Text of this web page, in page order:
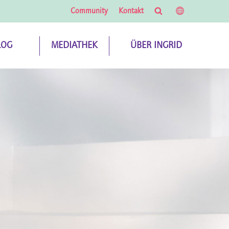
Community Kontakt Suche Länder-
MEDIATHEK ÜBER INGRID